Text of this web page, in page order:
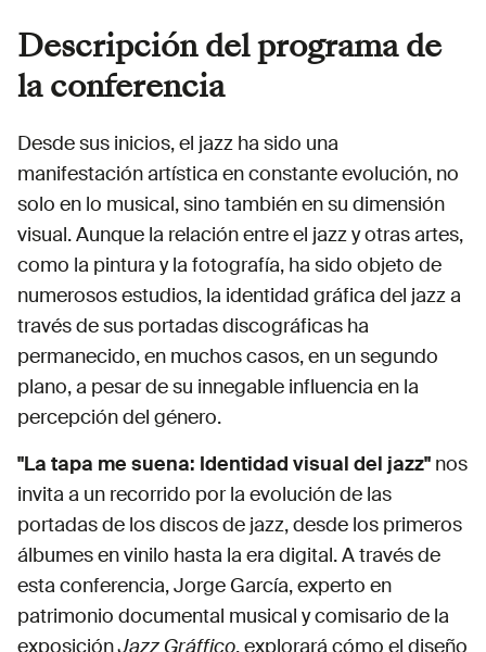
Jorge García es un especialista en recuperación,
preservación y difusión del patrimonio
documental musical, con un énfasis particular en
el jazz y las bandas de música. Su labor ha estado
ligada a la investigación y divulgación de la
historia visual del jazz, explorando su impacto en
la cultura contemporánea. Fue comisario de la
exposición "Jazz Gráffico" en el IVAM en 1999, un
proyecto pionero en el estudio del diseño gráfico
y la fotografía en las cubiertas de los discos de
jazz entre 1940 y 1968. Su profundo conocimiento
publicaciones y proyectos dedicados a la
documentación musical. En esta conferencia,
Jorge García nos ofrece una oportunidad única
para entender cómo la imagen del jazz ha
evolucionado a lo largo del tiempo,
convirtiéndose en un reflejo de su transformación
sonora y cultural.
Descripción del programa de
la conferencia
Desde sus inicios, el jazz ha sido una
manifestación artística en constante evolución, no
solo en lo musical, sino también en su dimensión
visual. Aunque la relación entre el jazz y otras artes,
como la pintura y la fotografía, ha sido objeto de
numerosos estudios, la identidad gráfica del jazz a
través de sus portadas discográficas ha
permanecido, en muchos casos, en un segundo
plano, a pesar de su innegable influencia en la
percepción del género.
"La tapa me suena: Identidad visual del jazz" nos
invita a un recorrido por la evolución de las
portadas de los discos de jazz, desde los primeros
álbumes en vinilo hasta la era digital. A través de
esta conferencia, Jorge García, experto en
patrimonio documental musical y comisario de la
exposiciónJazz Gráffico, explorará cómo el diseño